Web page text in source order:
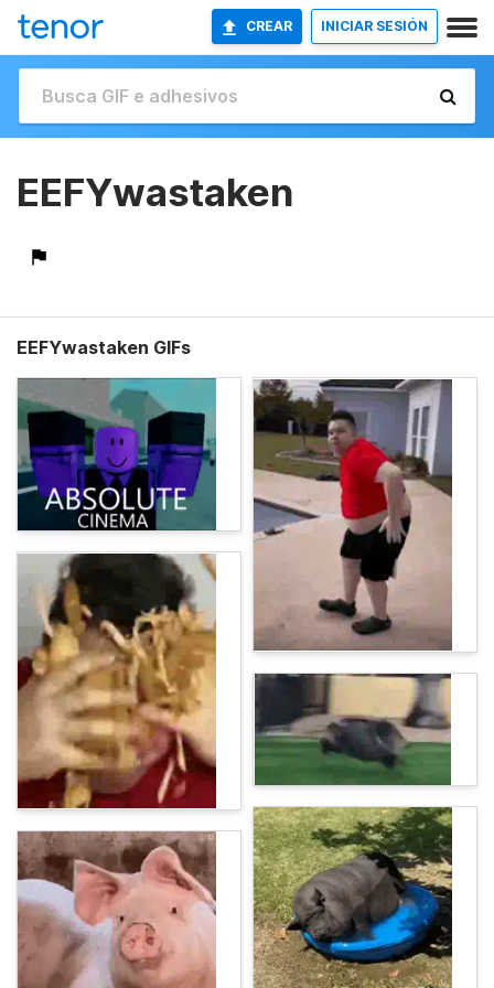
CREAR INICIAR SESIÓN
EEFYwastaken
EEFYwastaken GIFs